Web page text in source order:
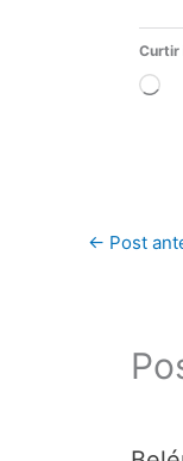
Curtir
← Post